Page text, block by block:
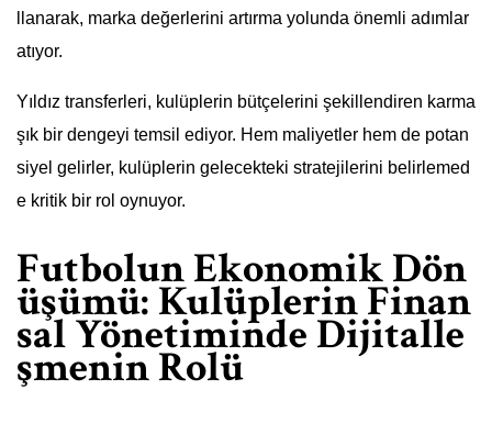
llanarak, marka değerlerini artırma yolunda önemli adımlar
atıyor.
Yıldız transferleri, kulüplerin bütçelerini şekillendiren karma
şık bir dengeyi temsil ediyor. Hem maliyetler hem de potan
siyel gelirler, kulüplerin gelecekteki stratejilerini belirlemed
e kritik bir rol oynuyor.
Futbolun Ekonomik Dön
üşümü: Kulüplerin Finan
sal Yönetiminde Dijitalle
şmenin Rolü